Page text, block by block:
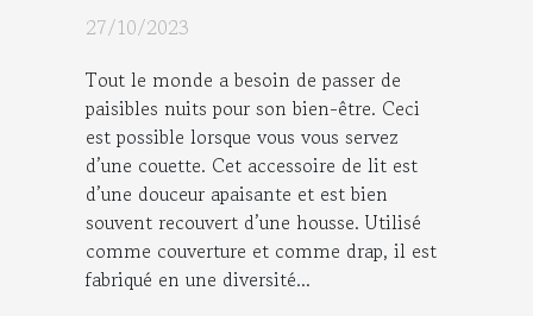
pendant le choix?
27/10/2023
Tout le monde a besoin de passer de
paisibles nuits pour son bien-être. Ceci
est possible lorsque vous vous servez
d’une couette. Cet accessoire de lit est
d’une douceur apaisante et est bien
souvent recouvert d’une housse. Utilisé
comme couverture et comme drap, il est
fabriqué en une diversité...